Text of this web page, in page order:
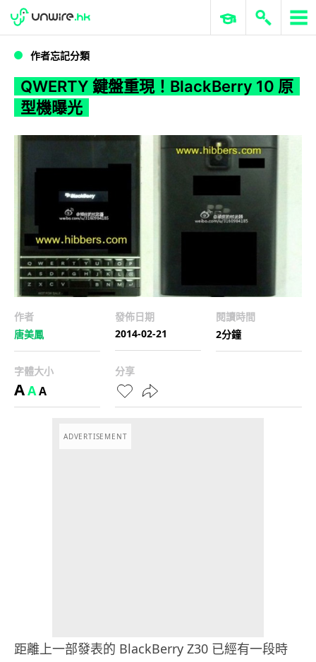
WWDC 2026 ERP 與商業 AI
作者忘記分類
QWERTY 鍵盤重現！BlackBerry 10 原
型機曝光
作者
唐美鳳
發佈日期
2014-02-21
閱讀時間
2分鐘
字體大小
AAA
分享
ADVERTISEMENT
距離上一部發表的 BlackBerry Z30 已經有一段時